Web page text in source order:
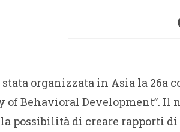
stata organizzata in Asia la
of Behavioral Development”. Il
possibilità di creare rapporti